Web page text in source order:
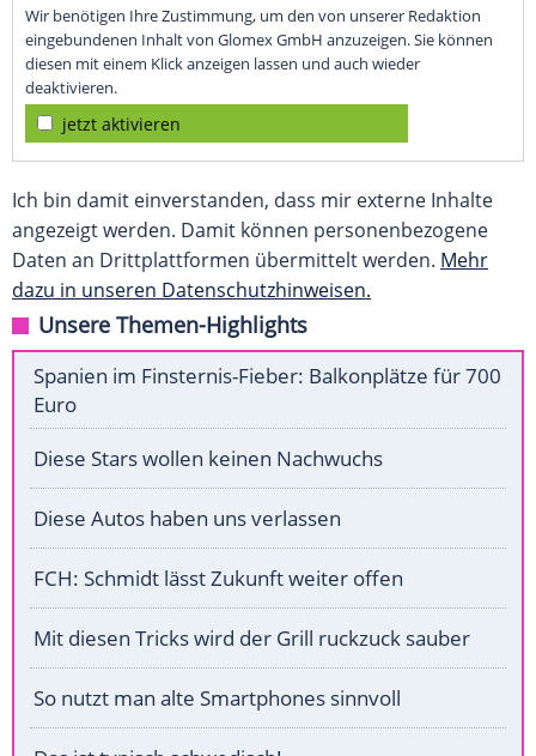
Wir benötigen Ihre Zustimmung, um den von unserer Redaktion
eingebundenen Inhalt von Glomex GmbH anzuzeigen. Sie können
diesen mit einem Klick anzeigen lassen und auch wieder
deaktivieren.
jetzt aktivieren
Ich bin damit einverstanden, dass mir externe Inhalte
angezeigt werden. Damit können personenbezogene
Daten an Drittplattformen übermittelt werden. Mehr
dazu in unseren Datenschutzhinweisen.
Unsere Themen-Highlights
Spanien im Finsternis-Fieber: Balkonplätze für 700
Euro
Diese Stars wollen keinen Nachwuchs
Diese Autos haben uns verlassen
FCH: Schmidt lässt Zukunft weiter offen
Mit diesen Tricks wird der Grill ruckzuck sauber
So nutzt man alte Smartphones sinnvoll